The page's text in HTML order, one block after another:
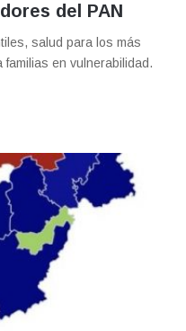
del PAN
salud para los más
en vulnerabilidad.